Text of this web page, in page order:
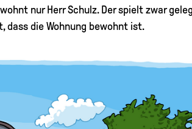
nur Herr Schulz. Der spielt zwar
dass die Wohnung bewohnt ist.